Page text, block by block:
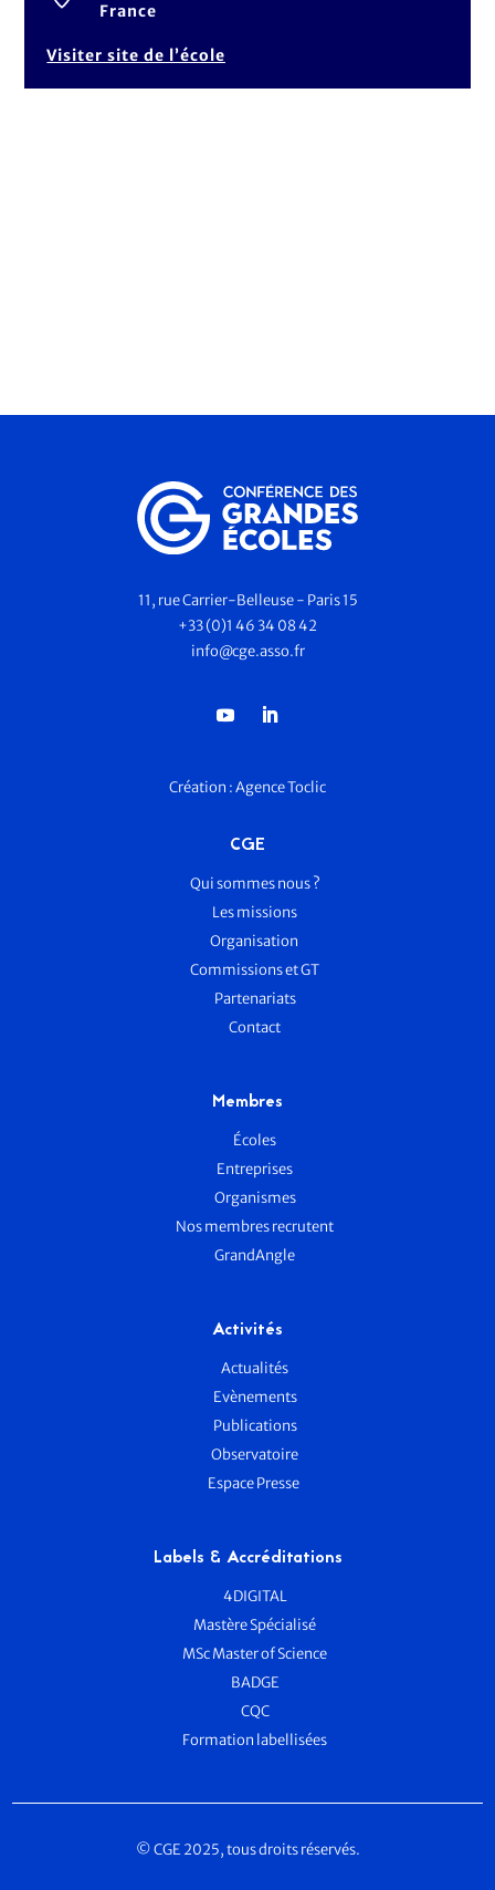
France
Visiter site de l’école
11, rue Carrier-Belleuse - Paris 15
+33 (0)1 46 34 08 42
info@cge.asso.fr
Création :Agence Toclic
CGE
Qui sommes nous ?
Les missions
Organisation
Commissions et GT
Partenariats
Contact
Membres
Écoles
Entreprises
Organismes
Nos membres recrutent
GrandAngle
Activités
Actualités
Evènements
Publications
Observatoire
Espace Presse
Labels & Accréditations
4DIGITAL
Mastère Spécialisé
MSc Master of Science
BADGE
CQC
Formation labellisées
© CGE 2025, tous droits réservés.